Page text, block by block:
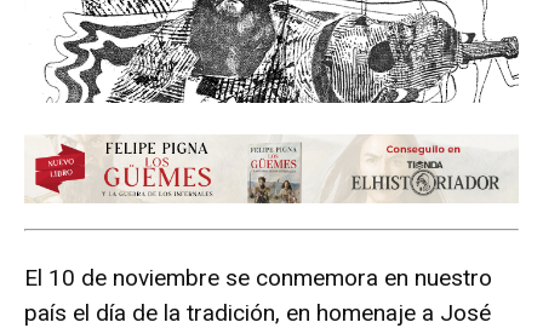
El 10 de noviembre se conmemora en nuestro
país el día de la tradición, en homenaje a José